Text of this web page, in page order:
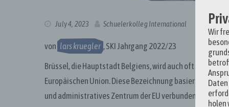
July 4, 2023 Schuelerkolleg International
von lars kruegler , SKI Jahrgang 2022/23
Brüssel, die Hauptstadt Belgiens, wird auch oft als
Europäischen Union. Diese Bezeichnung basiert auf
und administratives Zentrum der EU verbunden sind.
Wir
holen